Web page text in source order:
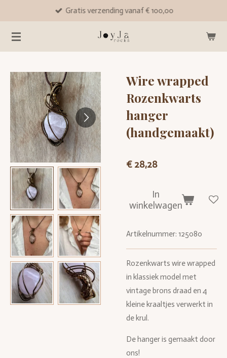
naar
de
Gratis verzending vanaf € 100,00
Wire wrapped
Rozenkwarts
hanger
(handgemaakt)
€ 28,28
In
winkelwagen
Artikelnummer: 125080
Rozenkwarts wire wrapped
in klassiek model met
vintage brons draad en 4
kleine kraaltjes verwerkt in
de krul.
De hanger is gemaakt door
ons!